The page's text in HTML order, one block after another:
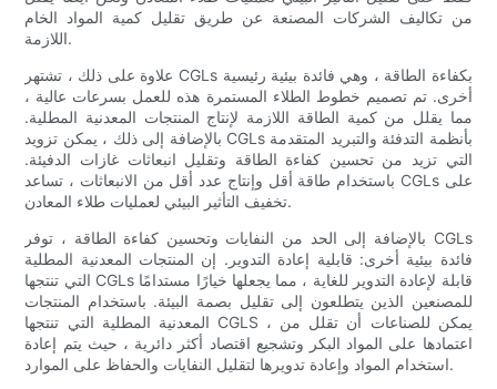
من تكاليف الشركات المصنعة عن طريق تقليل كمية المواد الخام
اللازمة.
علاوة على ذلك ، تشتهر CGLs بكفاءة الطاقة ، وهي فائدة بيئية رئيسية
أخرى. تم تصميم خطوط الطلاء المستمرة هذه للعمل بسرعات عالية ،
مما يقلل من كمية الطاقة اللازمة لإنتاج المنتجات المعدنية المطلية.
بالإضافة إلى ذلك ، يمكن تزويد CGLs بأنظمة التدفئة والتبريد المتقدمة
التي تزيد من تحسين كفاءة الطاقة وتقليل انبعاثات غازات الدفيئة.
باستخدام طاقة أقل وإنتاج عدد أقل من الانبعاثات ، تساعد CGLs على
تخفيف التأثير البيئي لعمليات طلاء المعادن.
بالإضافة إلى الحد من النفايات وتحسين كفاءة الطاقة ، توفر CGLs
فائدة بيئية أخرى: قابلية إعادة التدوير. إن المنتجات المعدنية المطلية
التي تنتجها CGLs قابلة لإعادة التدوير للغاية ، مما يجعلها خيارًا مستدامًا
للمصنعين الذين يتطلعون إلى تقليل بصمة البيئة. باستخدام المنتجات
المعدنية المطلية التي تنتجها CGLS ، يمكن للصناعات أن تقلل من
اعتمادها على المواد البكر وتشجيع اقتصاد أكثر دائرية ، حيث يتم إعادة
استخدام المواد وإعادة تدويرها لتقليل النفايات والحفاظ على الموارد.